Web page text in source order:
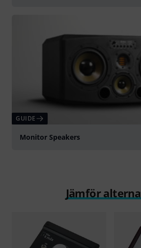
GUIDE
Monitor Speakers
Jämför